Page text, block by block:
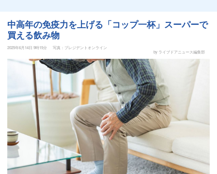
中高年の免疫力を上げる「コップ一杯」スーパーで
買える飲み物
2025年6月14日 9時15分
写真：プレジデントオンライン
by ライブドアニュース編集部